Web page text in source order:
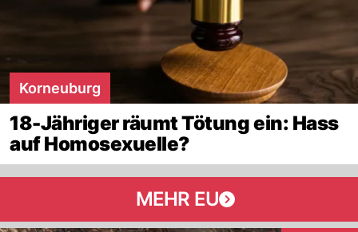
Korneuburg
18-Jähriger räumt Tötung ein: Hass
auf Homosexuelle?
MEHR EU